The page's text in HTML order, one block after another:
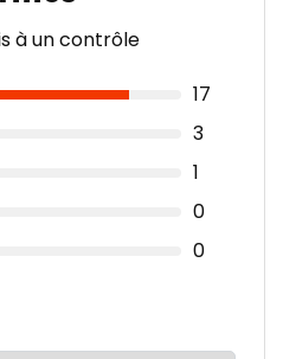
à un contrôle
17
3
1
0
0